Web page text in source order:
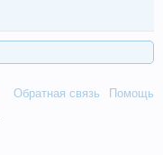
Обратная связь Помощь